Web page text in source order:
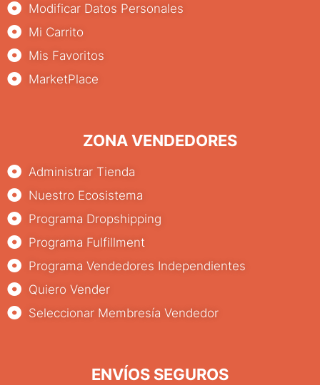
Modificar Datos Personales
Mi Carrito
Mis Favoritos
MarketPlace
ZONA VENDEDORES
Administrar Tienda
Nuestro Ecosistema
Programa Dropshipping
Programa Fulfillment
Programa Vendedores Independientes
Quiero Vender
Seleccionar Membresía Vendedor
ENVÍOS SEGUROS